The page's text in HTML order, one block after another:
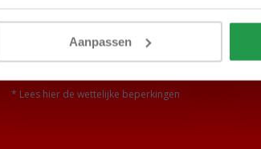
Aanpassen
* Lees hier de wettelijke beperkingen